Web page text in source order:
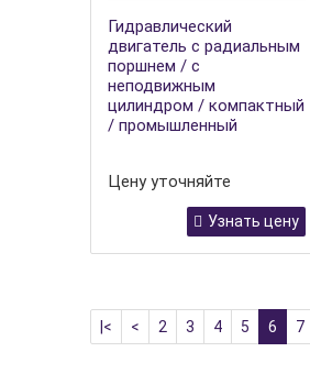
Гидравлический
двигатель с радиальным
поршнем / с
неподвижным
цилиндром / компактный
/ промышленный
Цену уточняйте
Узнать цену
|< < 2 3 4 5 6 7